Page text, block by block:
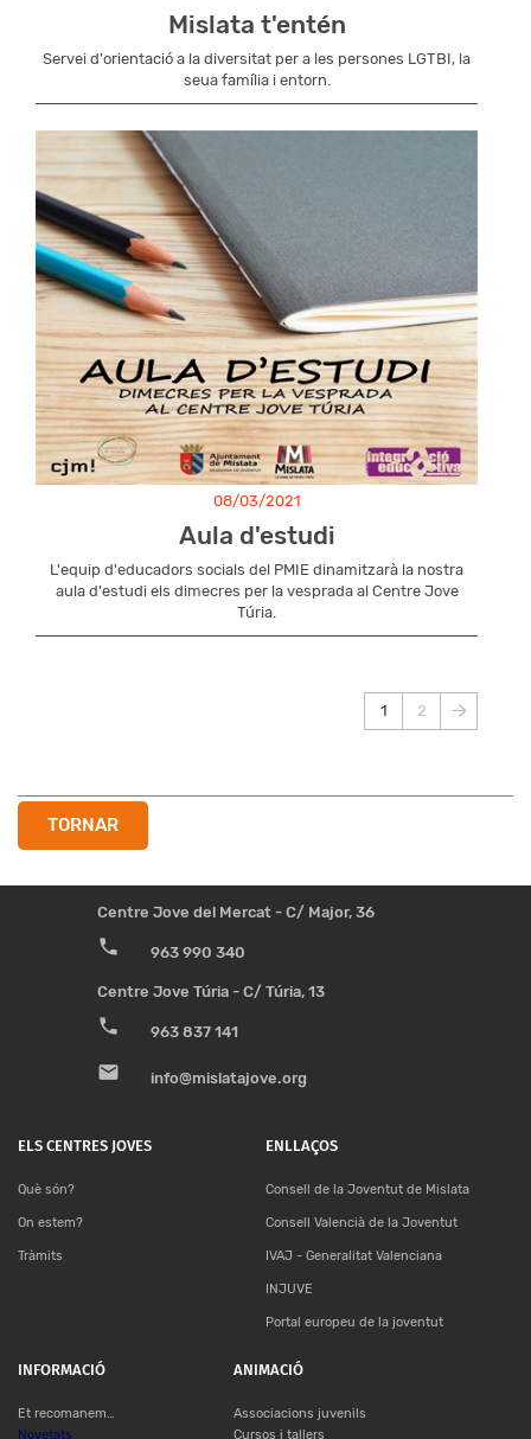
Mislata t'entén
Servei d'orientació a la diversitat per a les persones LGTBI, la
seua família i entorn.
08/03/2021
Aula d'estudi
L'equip d'educadors socials del PMIE dinamitzarà la nostra
aula d'estudi els dimecres per la vesprada al Centre Jove
Túria.
Pàgina
1
Page
2
TORNAR
Centre Jove del Mercat - C/ Major, 36
phone 963 990 340
Centre Jove Túria - C/ Túria, 13
phone 963 837 141
email info@mislatajove.org
ELS CENTRES JOVES
Què són?
On estem?
Tràmits
ENLLAÇOS
Consell de la Joventut de Mislata
Consell Valencià de la Joventut
IVAJ - Generalitat Valenciana
INJUVE
Portal europeu de la joventut
INFORMACIÓ
Et recomanem…
Novetats
ANIMACIÓ
Associacions juvenils
Cursos i tallers